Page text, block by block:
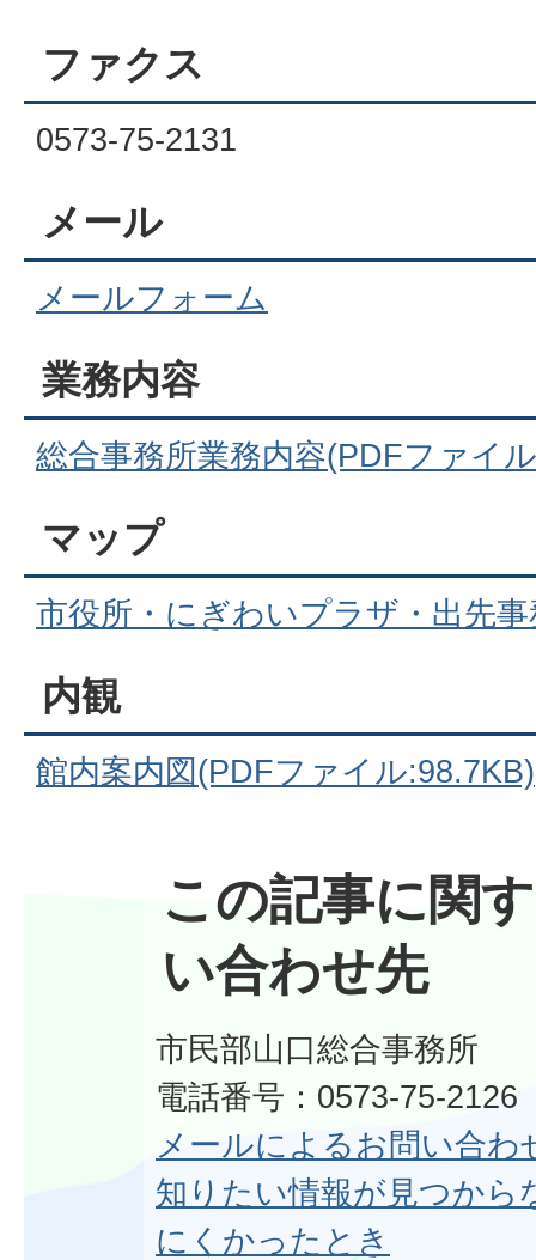
ファクス
0573-75-2131
メール
メールフォーム
業務内容
総合事務所業務内容(PDFファイ
マップ
市役所・にぎわいプラザ・出先
内観
館内案内図(PDFファイル:98.7KB)
この記事に関
い合わせ先
市民部山口総合事務所
電話番号：0573-75-2126
メールによるお問い合わ
知りたい情報が見つから
にくかったとき